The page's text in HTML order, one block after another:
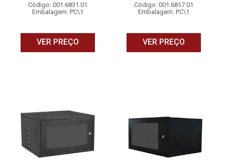
Código: 001.6831.01
Embalagem: PC\1
VER PREÇO
Código: 001.6817.01
Embalagem: PC\1
VER PREÇO